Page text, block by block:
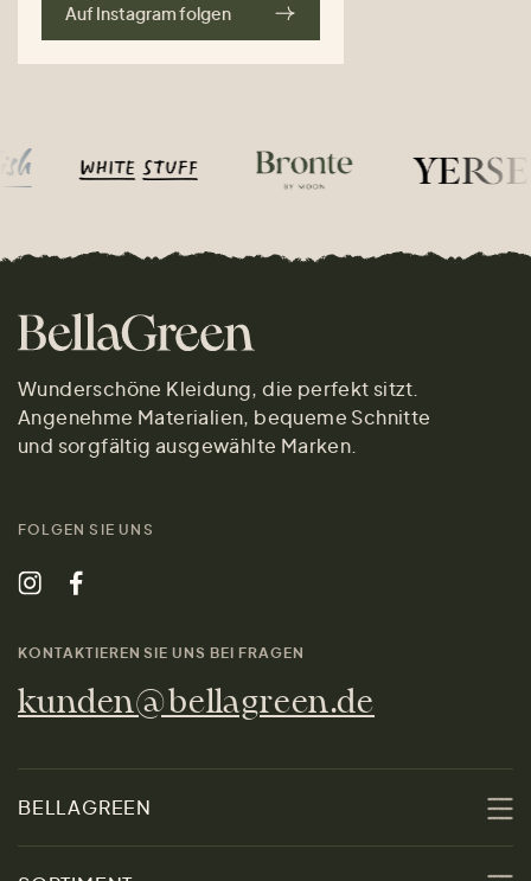
Auf Instagram folgen
Wunderschöne Kleidung, die perfekt sitzt.
Angenehme Materialien, bequeme Schnitte
und sorgfältig ausgewählte Marken.
FOLGEN SIE UNS
KONTAKTIEREN SIE UNS BEI FRAGEN
kunden@bellagreen.de
BELLAGREEN
Über uns